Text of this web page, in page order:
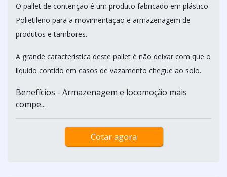
O pallet de contenção é um produto fabricado em plástico
Polietileno para a movimentação e armazenagem de
produtos e tambores.
A grande característica deste pallet é não deixar com que o
líquido contido em casos de vazamento chegue ao solo.
Benefícios - Armazenagem e locomoção mais
compe...
Cotar agora